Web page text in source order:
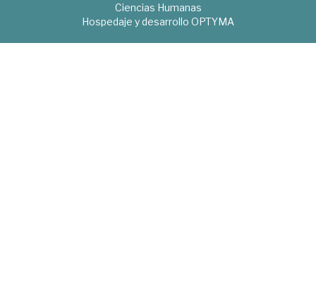
Ciencias Humanas
Hospedaje y desarrollo OPTYMA